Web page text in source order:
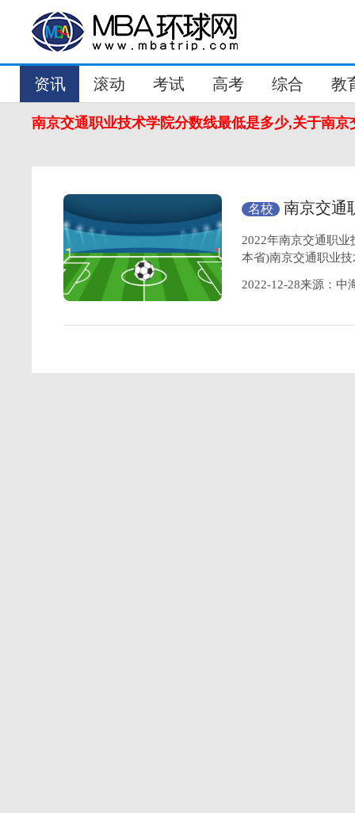
资讯 滚动 考试 高考 综合 教
南京交通职业技术学院分数线最低是多少,关于南
名校
南京交通
职业技术学院
2022年南京交通职
本省)南京交通职业
2022-12-28来源：中